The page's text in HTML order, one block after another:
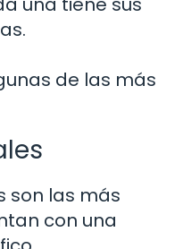
de las más
son las más
con una